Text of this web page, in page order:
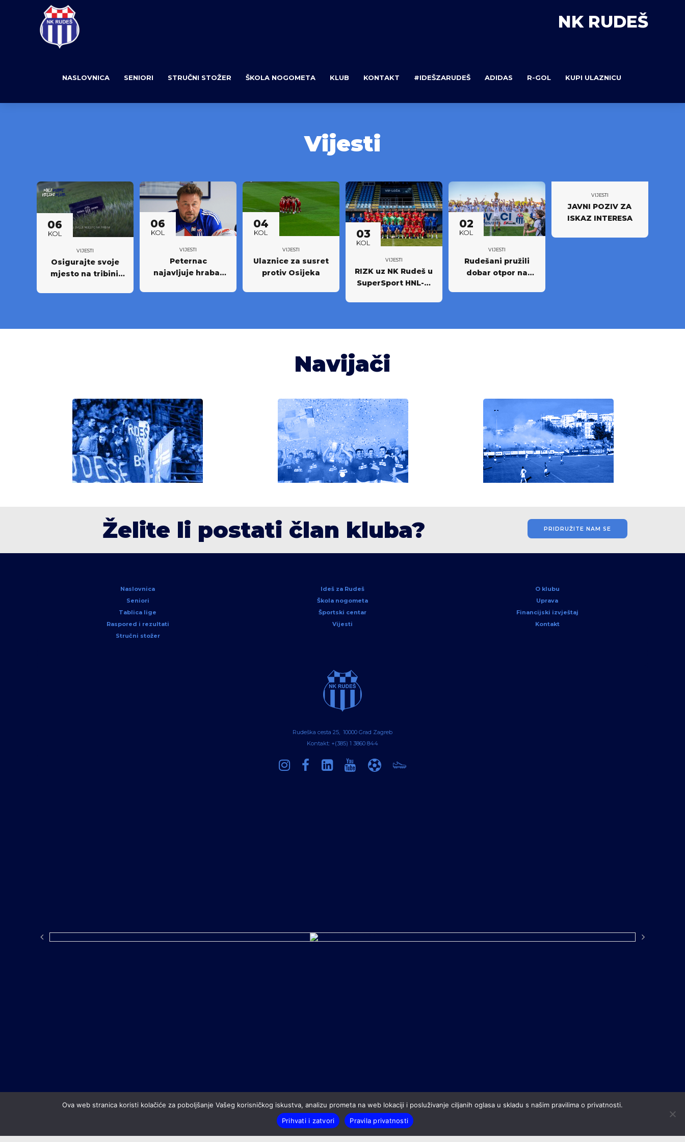
NK RUDEŠ
NASLOVNICA SENIORI STRUČNI STOŽER ŠKOLA NOGOMETA KLUB KONTAKT #IDEŠZARUDEŠ ADIDAS R-GOL KUPI ULAZNICU
Vijesti
06
KOL
VIJESTI
Osigurajte svoje
mjesto na tribini:
06
KOL
VIJESTI
Peternac
najavljuje hrabar
04
KOL
VIJESTI
Ulaznice za susret
protiv Osijeka
03
KOL
VIJESTI
RIZK uz NK Rudeš u
SuperSport HNL-u:
02
KOL
VIJESTI
Rudešani pružili
dobar otpor na
VIJESTI
JAVNI POZIV ZA
ISKAZ INTERESA
Navijači
Želite li postati član kluba? PRIDRUŽITE NAM SE
Naslovnica
Seniori
Tablica lige
Raspored i rezultati
Stručni stožer
Ideš za Rudeš
Škola nogometa
Športski centar
Vijesti
O klubu
Uprava
Financijski izvještaj
Kontakt
Rudeška cesta 25, 10000 Grad Zagreb
Kontakt: +(385) 1 3860 844
Ova web stranica koristi kolačiće za poboljšanje Vašeg korisničkog iskustva, analizu prometa na web lokaciji i posluživanje ciljanih oglasa u skladu s našim pravilima o privatnosti.
Prihvati i zatvori
Pravila privatnosti